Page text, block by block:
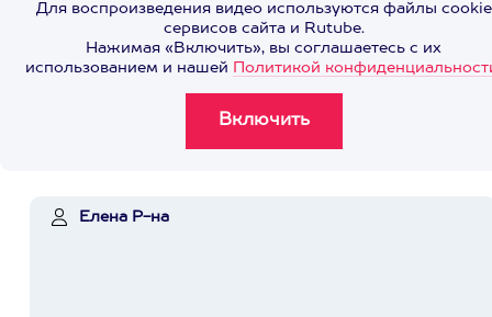
Для воспроизведения видео используются файлы cookie
сервисов сайта и Rutube.
Нажимая «Включить», вы соглашаетесь с их
использованием и нашей Политикой
Елена Р-на